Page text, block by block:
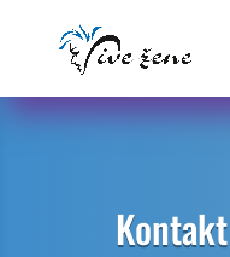
Kontakt